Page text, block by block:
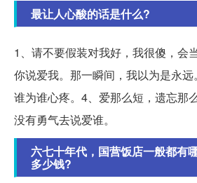
最让人心酸的话是什么?
1、请不要假装对我好，我很傻，会
你说爱我。那一瞬间，我以为是永远
谁为谁心疼。4、爱那么短，遗忘那
没有勇气去说爱谁。
六七十年代，国营饭店一般都有
多少钱?